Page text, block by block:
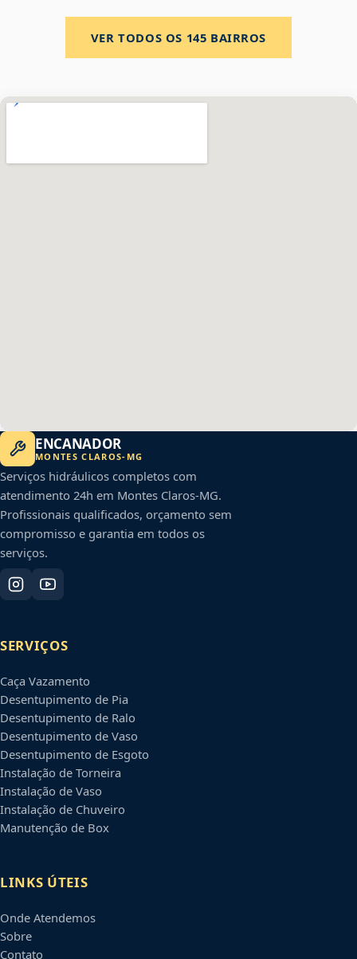
VER TODOS OS 145 BAIRROS
ENCANADOR
MONTES CLAROS- MG
Serviços hidráulicos completos com
atendimento 24h em Montes Claros-MG.
Profissionais qualificados, orçamento sem
compromisso e garantia em todos os
serviços.
SERVIÇOS
Caça Vazamento
Desentupimento de Pia
Desentupimento de Ralo
Desentupimento de Vaso
Desentupimento de Esgoto
Instalação de Torneira
Instalação de Vaso
Instalação de Chuveiro
Manutenção de Box
LINKS ÚTEIS
Onde Atendemos
Sobre
Contato